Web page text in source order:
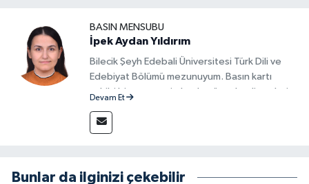
BASIN MENSUBU
İpek Aydan Yıldırım
Bilecik Şeyh Edebali Üniversitesi Türk Dili ve
Edebiyat Bölümü mezunuyum. Basın kartı
sahibi bir gazeteci olarak, güncel gelişmeleri
güvenilir ve tarafsız bilgilerle buluşturmayı
amaçlıyorum. Habercilik anlayışımda etik
Devam Et
Bunlar da ilginizi çekebilir